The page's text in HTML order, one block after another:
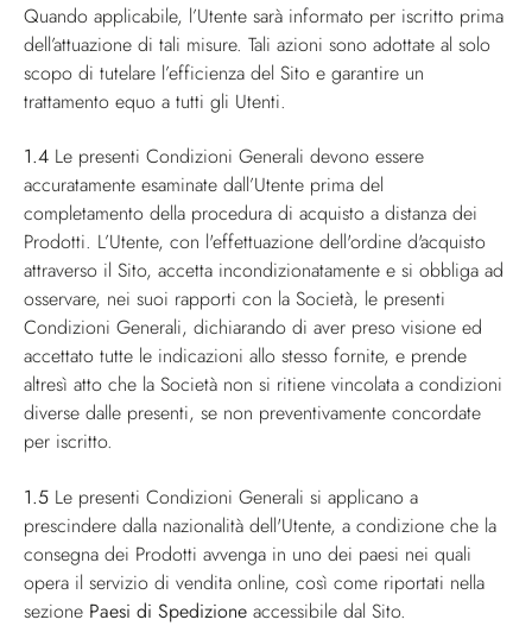
Quando applicabile, l’Utente sarà informato per iscritto prima
dell’attuazione di tali misure. Tali azioni sono adottate al solo
scopo di tutelare l’efficienza del Sito e garantire un
trattamento equo a tutti gli Utenti.
1.4 Le presenti Condizioni Generali devono essere
accuratamente esaminate dall’Utente prima del
completamento della procedura di acquisto a distanza dei
Prodotti. L’Utente, con l'effettuazione dell'ordine d'acquisto
attraverso il Sito, accetta incondizionatamente e si obbliga ad
osservare, nei suoi rapporti con la Società, le presenti
Condizioni Generali, dichiarando di aver preso visione ed
accettato tutte le indicazioni allo stesso fornite, e prende
altresì atto che la Società non si ritiene vincolata a condizioni
diverse dalle presenti, se non preventivamente concordate
per iscritto.
1.5 Le presenti Condizioni Generali si applicano a
prescindere dalla nazionalità dell'Utente, a condizione che la
consegna dei Prodotti avvenga in uno dei paesi nei quali
opera il servizio di vendita online, così come riportati nella
sezione Paesi di Spedizione accessibile dal Sito.